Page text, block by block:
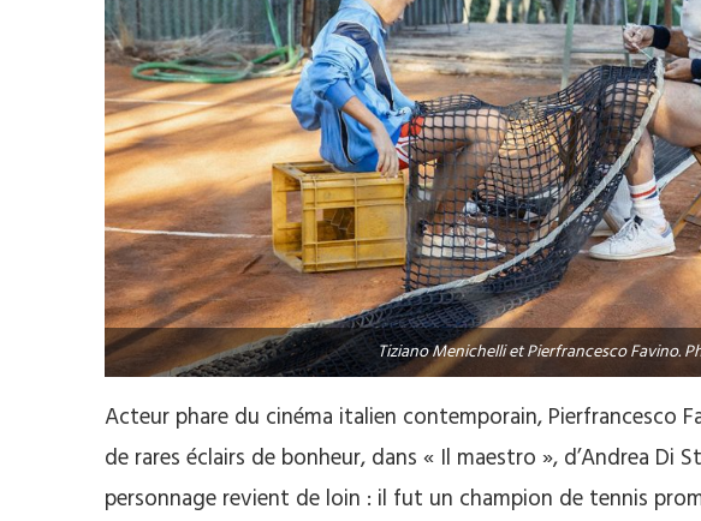
Tiziano Menichelli et Pierfrancesco Favino.
Acteur phare du cinéma italien contemporain, Pierfrancesco
de rares éclairs de bonheur, dans « Il maestro », d’Andrea Di
personnage revient de loin : il fut un champion de tennis